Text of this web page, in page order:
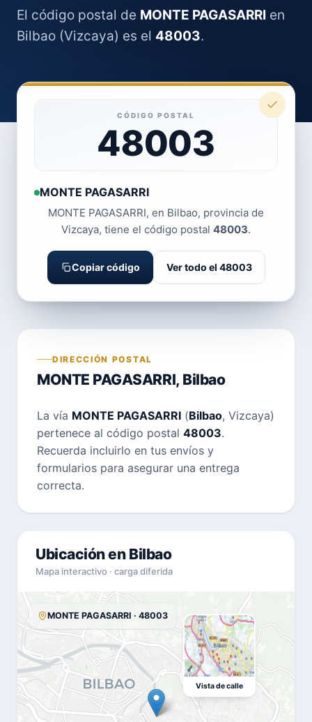
El código postal de MONTE PAGASARRI en
Bilbao (Vizcaya) es el 48003.
CÓDIGO POSTAL
48003
MONTE PAGASARRI
MONTE PAGASARRI, en Bilbao, provincia de
Vizcaya, tiene el código postal 48003.
Copiar código Ver todo el 48003
DIRECCIÓN POSTAL
MONTE PAGASARRI, Bilbao
La vía MONTE PAGASARRI (Bilbao, Vizcaya)
pertenece al código postal 48003.
Recuerda incluirlo en tus envíos y
formularios para asegurar una entrega
correcta.
Ubicación en Bilbao
Mapa interactivo · carga diferida
MONTE PAGASARRI · 48003
Vista de calle